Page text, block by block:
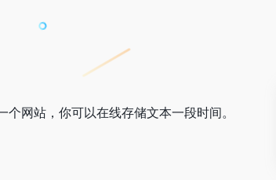
网站，你可以在线存储文本一段时间。